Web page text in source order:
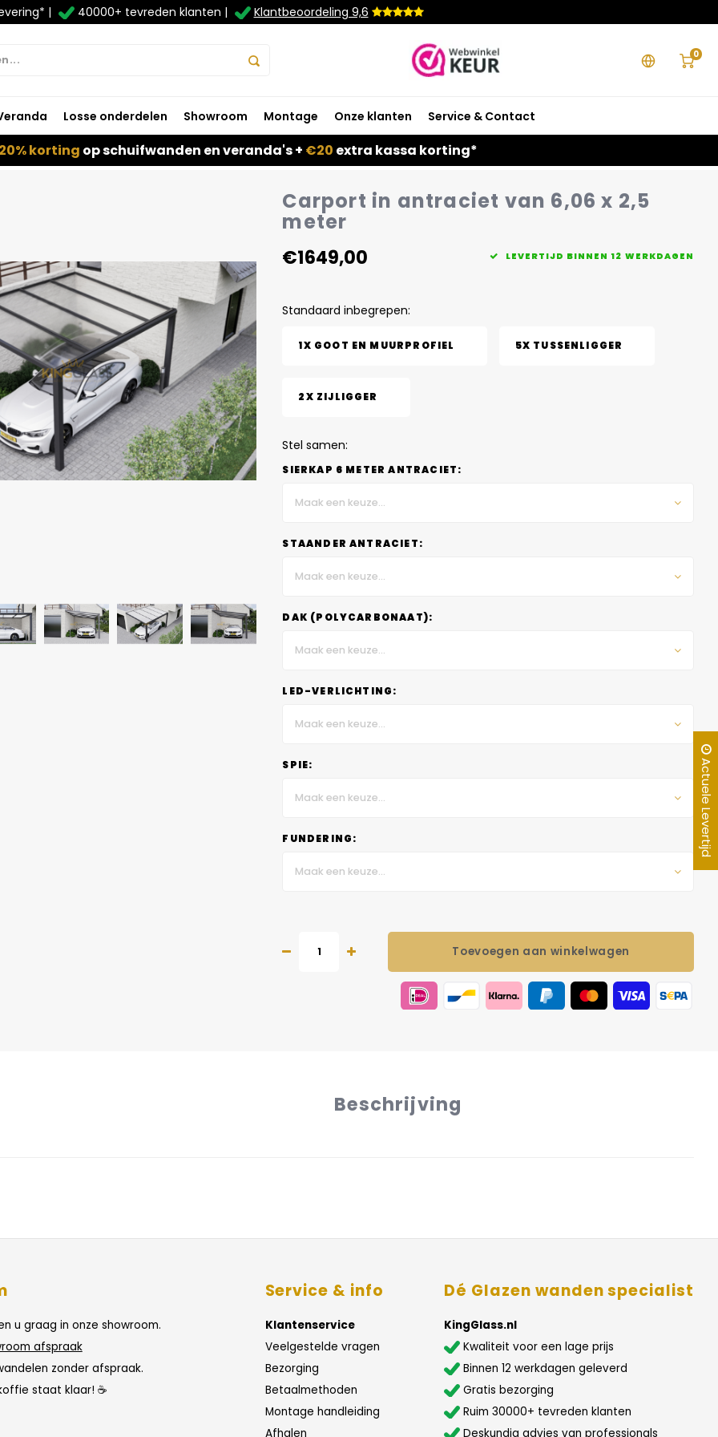
| 40000+ tevreden klanten | Klantbeoordeling 9,6
0
Losse onderdelen Showroom Montage Onze klanten Service & Contact
korting op schuifwanden en veranda's + €20 extra kassa korting*
Carport in antraciet van 6,06 x 2,5
meter
€1649,00 LEVERTIJD BINNEN 12 WERKDAGEN
Standaard inbegrepen:
1X GOOT EN MUURPROFIEL 5X TUSSENLIGGER
2X ZIJLIGGER
Stel samen:
SIERKAP 6 METER ANTRACIET:
Maak een keuze...
STAANDER ANTRACIET:
Maak een keuze...
DAK (POLYCARBONAAT):
Maak een keuze...
LED-VERLICHTING:
Maak een keuze...
SPIE:
Maak een keuze...
FUNDERING:
Maak een keuze...
Toevoegen aan winkelwagen
Beschrijving
u graag in onze showroom.
afspraak
zonder afspraak.
staat klaar! ☕
Service & info
Klantenservice
Veelgestelde vragen
Bezorging
Betaalmethoden
Montage handleiding
Afhalen
Dé Glazen wanden specialist
KingGlass.nl
Kwaliteit voor een lage prijs
Binnen 12 werkdagen geleverd
Gratis bezorging
Ruim 30000+ tevreden klanten
Deskundig advies van professionals
Actuele Levertijd